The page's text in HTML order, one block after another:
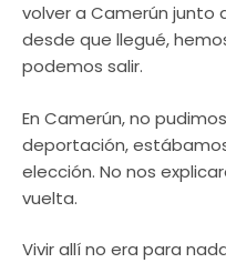
volver a Camerún junto
desde que llegué,
podemos salir.
En Camerún, no
deportación,
elección. No nos
vuelta.
Vivir allí no era para